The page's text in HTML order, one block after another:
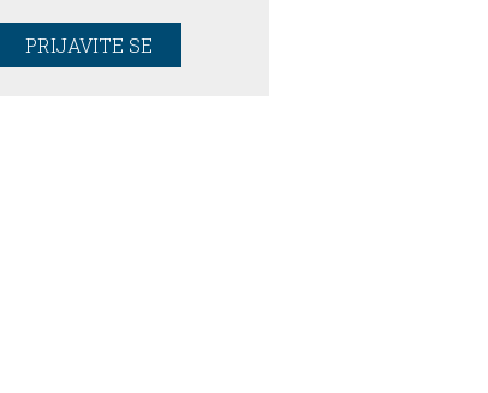
PRIJAVITE SE